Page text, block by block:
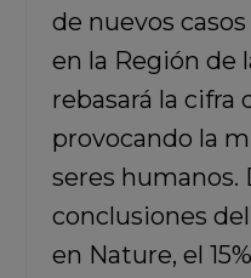
de nuevos
en la Región de
rebasará la cifra
provocando la
seres humanos.
conclusiones
en Nature, el